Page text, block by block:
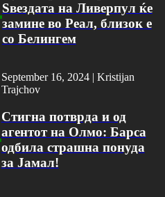
Ѕвездата на Ливерпул ќе
замине во Реал, близок е
со Белингем
September 16, 2024 | Kristijan
Trajchov
Стигна потврда и од
агентот на Олмо: Барса
одбила страшна понуда
за Јамал!